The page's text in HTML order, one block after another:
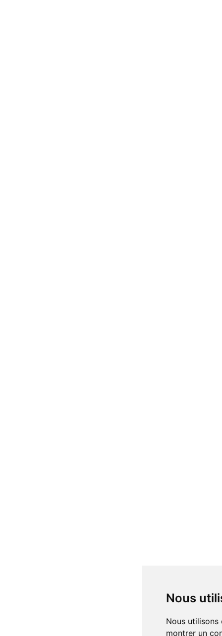
Nous
Nous utilisons des cookies et d'autres technologies de suivi pour améliorer votre expérience de navigation sur notre site, pour vous
montrer un